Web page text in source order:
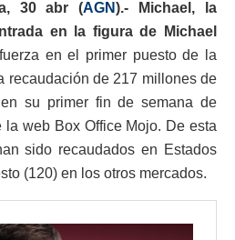
30 abr (AGN).-
Michael, la
en la figura de Michael
en el primer puesto de la
recaudación de 217 millones de
su primer fin de semana de
la web Box Office Mojo. De esta
sido recaudados en Estados
(120) en los otros mercados.